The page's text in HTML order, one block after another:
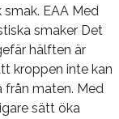
EAA Med
smaker Det
hälften är
kroppen inte kan
från maten. Med
sätt öka